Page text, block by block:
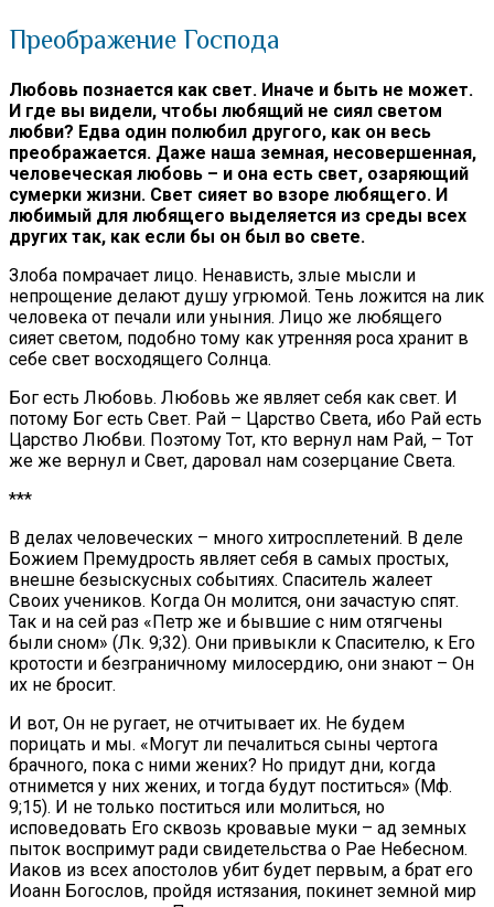
Преображение Господа
Любовь познается как свет. Иначе и быть не может.
И где вы видели, чтобы любящий не сиял светом
любви? Едва один полюбил другого, как он весь
преображается. Даже наша земная, несовершенная,
человеческая любовь – и она есть свет, озаряющий
сумерки жизни. Свет сияет во взоре любящего. И
любимый для любящего выделяется из среды всех
других так, как если бы он был во свете.
Злоба помрачает лицо. Ненависть, злые мысли и
непрощение делают душу угрюмой. Тень ложится на лик
человека от печали или уныния. Лицо же любящего
сияет светом, подобно тому как утренняя роса хранит в
себе свет восходящего Солнца.
Бог есть Любовь. Любовь же являет себя как свет. И
потому Бог есть Свет. Рай – Царство Света, ибо Рай есть
Царство Любви. Поэтому Тот, кто вернул нам Рай, – Тот
же же вернул и Свет, даровал нам созерцание Света.
***
В делах человеческих – много хитросплетений. В деле
Божием Премудрость являет себя в самых простых,
внешне безыскусных событиях. Спаситель жалеет
Своих учеников. Когда Он молится, они зачастую спят.
Так и на сей раз «Петр же и бывшие с ним отягчены
были сном» (Лк. 9;32). Они привыкли к Спасителю, к Его
кротости и безграничному милосердию, они знают – Он
их не бросит.
И вот, Он не ругает, не отчитывает их. Не будем
порицать и мы. «Могут ли печалиться сыны чертога
брачного, пока с ними жених? Но придут дни, когда
отнимется у них жених, и тогда будут поститься» (Мф.
9;15). И не только поститься или молиться, но
исповедовать Его сквозь кровавые муки – ад земных
пыток воспримут ради свидетельства о Рае Небесном.
Иаков из всех апостолов убит будет первым, а брат его
Иоанн Богослов, пройдя истязания, покинет земной мир